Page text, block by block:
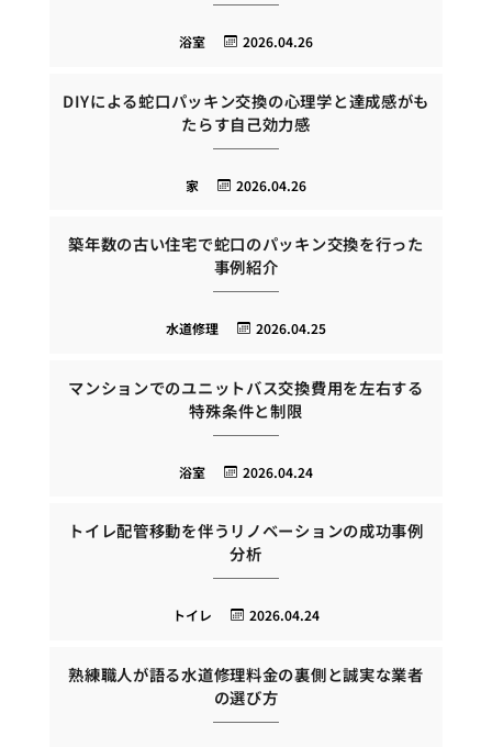
2026.04.26
浴室
DIYによる蛇口パッキン交換の心理学と達成感がも
たらす自己効力感
2026.04.26
家
築年数の古い住宅で蛇口のパッキン交換を行った
事例紹介
2026.04.25
水道修理
マンションでのユニットバス交換費用を左右する
特殊条件と制限
2026.04.24
浴室
トイレ配管移動を伴うリノベーションの成功事例
分析
2026.04.24
トイレ
熟練職人が語る水道修理料金の裏側と誠実な業者
の選び方